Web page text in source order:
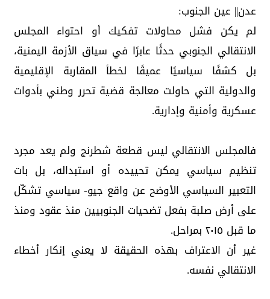
عدن|| عين الجنوب:
لم يكن فشل محاولات تفكيك أو احتواء المجلس
الانتقالي الجنوبي حدثًا عابرًا في سياق الأزمة اليمنية،
بل كشفًا سياسيًا عميقًا لخطأ المقاربة الإقليمية
والدولية التي حاولت معالجة قضية تحرر وطني بأدوات
عسكرية وأمنية وإدارية.
فالمجلس الانتقالي ليس قطعة شطرنج ولم يعد مجرد
تنظيم سياسي يمكن تحييده أو استبداله، بل بات
التعبير السياسي الأوضح عن واقع جيو- سياسي تشكّل
على أرض صلبة بفعل تضحيات الجنوبيين منذ عقود ومنذ
ما قبل ٢٠١٥ بمراحل.
غير أن الاعتراف بهذه الحقيقة لا يعني إنكار أخطاء
الانتقالي نفسه.